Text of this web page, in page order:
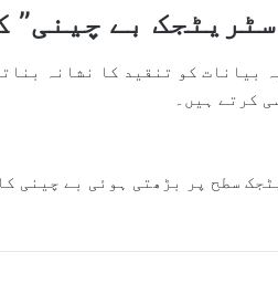
بے چینی”
بیانات کو تنقید کا نشانہ
کرتے ہیں۔
سطح پر بڑھتی ہوئی بے چینی